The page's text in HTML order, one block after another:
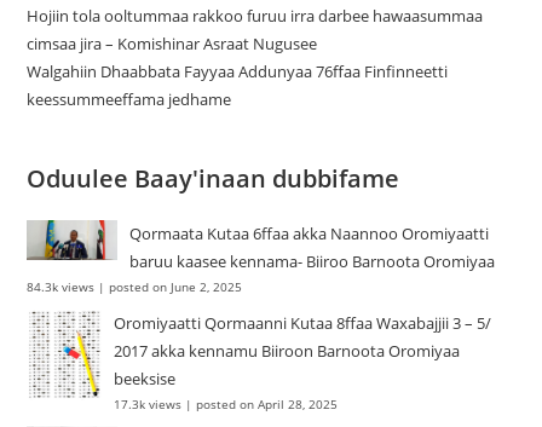
Hojiin tola ooltummaa rakkoo furuu irra darbee hawaasummaa
cimsaa jira – Komishinar Asraat Nugusee
Walgahiin Dhaabbata Fayyaa Addunyaa 76ffaa Finfinneetti
keessummeeffama jedhame
Oduulee Baay'inaan dubbifame
Qormaata Kutaa 6ffaa akka Naannoo Oromiyaatti
baruu kaasee kennama- Biiroo Barnoota Oromiyaa
84.3k views |posted on June 2, 2025
Oromiyaatti Qormaanni Kutaa 8ffaa Waxabajjii 3 – 5/
2017 akka kennamu Biiroon Barnoota Oromiyaa
beeksise
17.3k views |posted on April 28, 2025